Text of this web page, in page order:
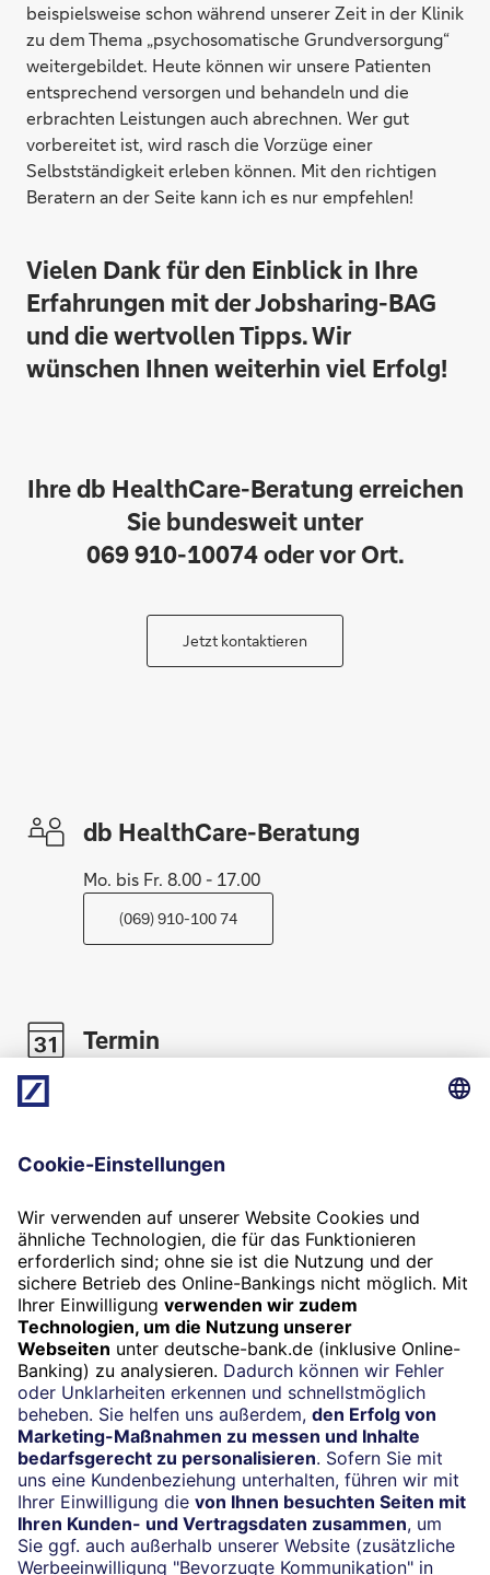
beispielsweise schon während unserer Zeit in der Klinik
zu dem Thema „psychosomatische Grundversorgung“
weitergebildet. Heute können wir unsere Patienten
entsprechend versorgen und behandeln und die
erbrachten Leistungen auch abrechnen. Wer gut
vorbereitet ist, wird rasch die Vorzüge einer
Selbstständigkeit erleben können. Mit den richtigen
Beratern an der Seite kann ich es nur empfehlen!
Vielen Dank für den Einblick in Ihre
Erfahrungen mit der Jobsharing-BAG
und die wertvollen Tipps. Wir
wünschen Ihnen weiterhin viel Erfolg!
Ihre db HealthCare-Beratung erreichen
Sie bundesweit unter
069 910-10074 oder vor Ort.
Jetzt kontaktieren
db HealthCare-Beratung
Mo. bis Fr. 8.00 - 17.00
(069) 910-100 74
Termin
24/7-Kundenservice
(069) 910-10000